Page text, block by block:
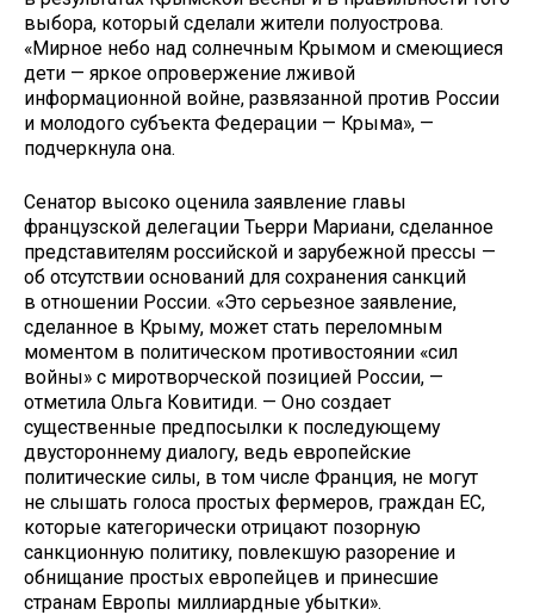
выбора, который сделали жители полуострова.
«Мирное небо над солнечным Крымом и смеющиеся
дети — яркое опровержение лживой
информационной войне, развязанной против России
и молодого субъекта Федерации — Крыма», —
подчеркнула она.
Сенатор высоко оценила заявление главы
французской делегации Тьерри Мариани, сделанное
представителям российской и зарубежной прессы —
об отсутствии оснований для сохранения санкций
в отношении России. «Это серьезное заявление,
сделанное в Крыму, может стать переломным
моментом в политическом противостоянии «сил
войны» с миротворческой позицией России, —
отметила Ольга Ковитиди. — Оно создает
существенные предпосылки к последующему
двустороннему диалогу, ведь европейские
политические силы, в том числе Франция, не могут
не слышать голоса простых фермеров, граждан ЕС,
которые категорически отрицают позорную
санкционную политику, повлекшую разорение и
обнищание простых европейцев и принесшие
странам Европы миллиардные убытки».